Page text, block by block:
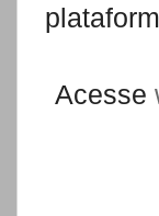
Acesse